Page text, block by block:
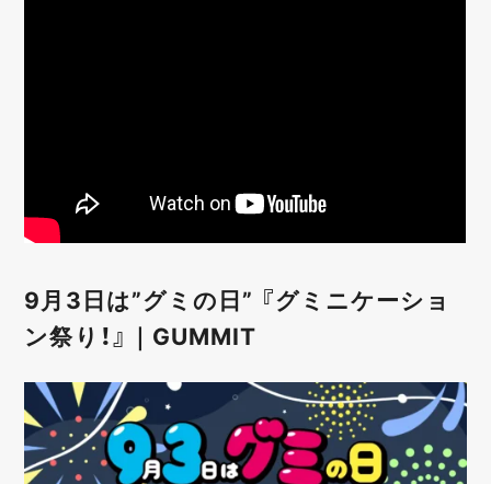
9月3日は”グミの日” 『グミニケーショ
ン祭り！』｜GUMMIT